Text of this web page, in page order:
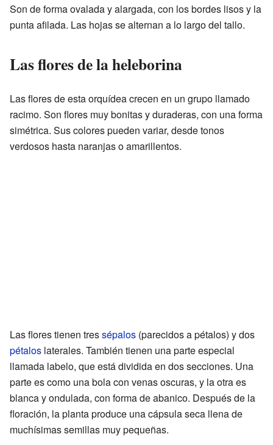
Son de forma ovalada y alargada, con los bordes lisos y la
punta afilada. Las hojas se alternan a lo largo del tallo.
Las flores de la heleborina
Las flores de esta orquídea crecen en un grupo llamado
racimo. Son flores muy bonitas y duraderas, con una forma
simétrica. Sus colores pueden variar, desde tonos
verdosos hasta naranjas o amarillentos.
Las flores tienen tressépalos (parecidos a pétalos) y dos
pétalos laterales. También tienen una parte especial
llamada labelo, que está dividida en dos secciones. Una
parte es como una bola con venas oscuras, y la otra es
blanca y ondulada, con forma de abanico. Después de la
floración, la planta produce una cápsula seca llena de
muchísimas semillas muy pequeñas.